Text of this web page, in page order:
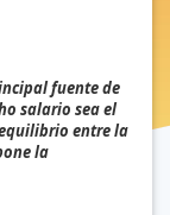
fuente de
salario sea el
entre la
la